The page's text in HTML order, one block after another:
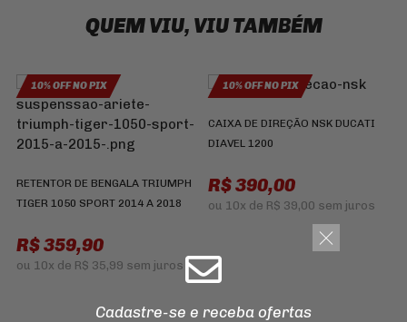
QUEM VIU, VIU TAMBÉM
10% OFF NO PIX
RETENTOR DE BENGALA TRIUMPH
TIGER 1050 SPORT 2014 A 2018
R$ 359,90
ou 10x de R$ 35,99 sem juros
10% OFF NO PIX
CAIXA DE DIREÇÃO NSK DUCATI
DIAVEL 1200
R$ 390,00
ou 10x de R$ 39,00 sem juros
Cadastre-se e receba ofertas